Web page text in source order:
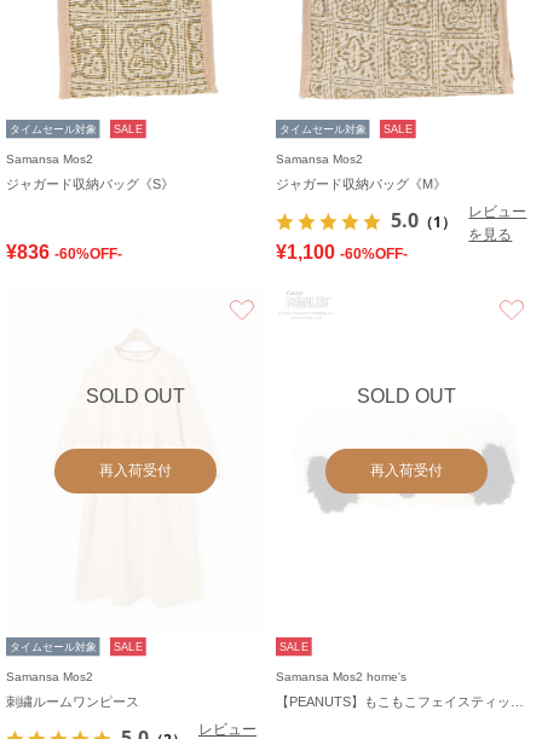
タイムセール対象 SALE
Samansa Mos2
ジャガード収納バッグ《S》
¥836 -60%OFF-
タイムセール対象 SALE
Samansa Mos2
ジャガード収納バッグ《M》
5.0 （1）
レビュー
を見る
¥1,100 -60%OFF-
SOLD OUT
再入荷受付
お気に入り
タイムセール対象 SALE
Samansa Mos2
刺繍ルームワンピース
レビュー
SOLD OUT
再入荷受付
SALE
Samansa Mos2 home's